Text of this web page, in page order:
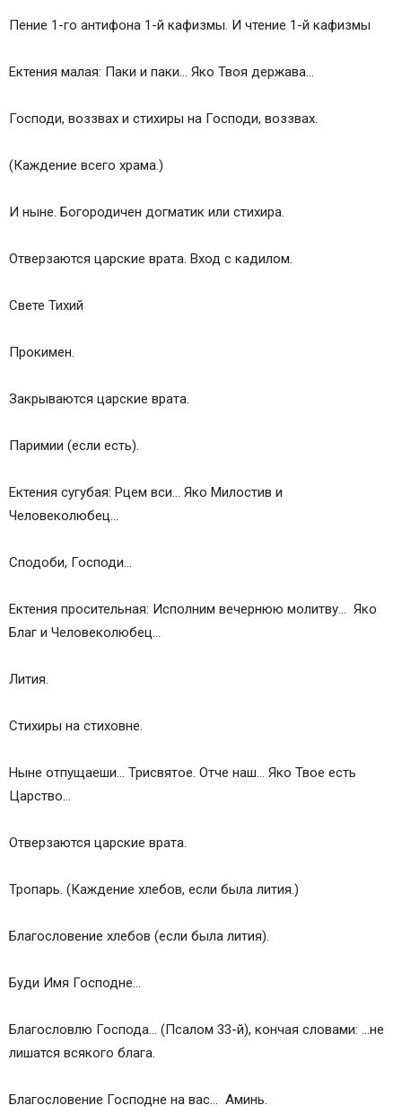
Пение 1-го антифона 1-й кафизмы. И чтение 1-й кафизмы
Ектения малая: Паки и паки… Яко Твоя держава…
Господи, воззвах и стихиры на Господи, воззвах.
(Каждение всего храма.)
И ныне. Богородичен догматик или стихира.
Отверзаются царские врата. Вход с кадилом.
Свете Тихий
Прокимен.
Закрываются царские врата.
Паримии (если есть).
Ектения сугубая: Рцем вси… Яко Милостив и
Человеколюбец…
Сподоби, Господи…
Ектения просительная: Исполним вечернюю молитву… Яко
Благ и Человеколюбец…
Лития.
Стихиры на стиховне.
Ныне отпущаеши… Трисвятое. Отче наш… Яко Твое есть
Царство…
Отверзаются царские врата.
Тропарь. (Каждение хлебов, если была лития.)
Благословение хлебов (если была лития).
Буди Имя Господне…
Благословлю Господа… (Псалом 33-й), кончая словами: …не
лишатся всякого блага.
Благословение Господне на вас… Аминь.